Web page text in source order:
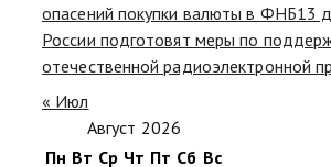
опасений покупки валюты в ФНБ13
России подготовят меры по
отечественной радиоэлектронной
« Июл
Август 2026
Пн Вт Ср Чт Пт Сб Вс